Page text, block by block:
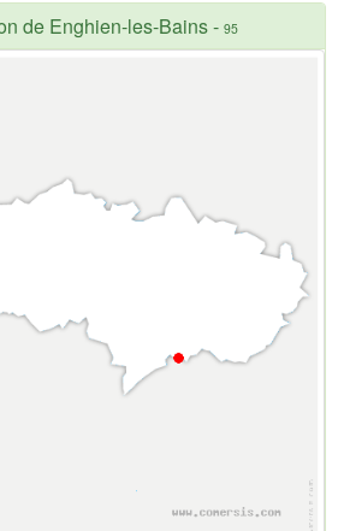
de Enghien-les-Bains- 95